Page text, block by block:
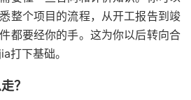
整个项目的流程，从开工报告到竣
都要经你的手。这为你以后转向合
打下基础。
？